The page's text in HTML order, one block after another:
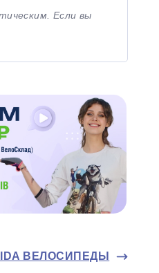
Если вы
ВЕЛОСИПЕДЫ